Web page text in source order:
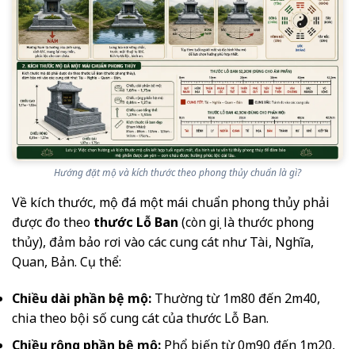
Hướng đặt mộ và kích thước theo phong thủy chuẩn là gì?
Về kích thước, mộ đá một mái chuẩn phong thủy phải
được đo theo thước Lỗ Ban (còn gọi là thước phong
thủy), đảm bảo rơi vào các cung cát như Tài, Nghĩa,
Quan, Bản. Cụ thể:
Chiều dài phần bệ mộ: Thường từ 1m80 đến 2m40,
chia theo bội số cung cát của thước Lỗ Ban.
Chiều rộng phần bệ mộ: Phổ biến từ 0m90 đến 1m20,